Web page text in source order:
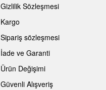
Gizlilik Sözleşmesi
Kargo
Sipariş sözleşmesi
İade ve Garanti
Ürün Değişimi
Güvenli Alışveriş